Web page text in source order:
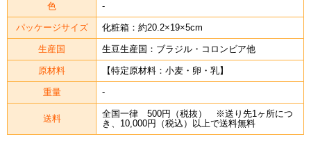
色 -
パッケージサイズ 化粧箱：約20.2×19×5cm
生産国 生豆生産国：ブラジル・コロンビア他
原材料 【特定原材料：小麦・卵・乳】
重量 -
送料
全国一律 500円（税抜） ※送り先1ヶ所につ
き、10,000円（税込）以上で送料無料